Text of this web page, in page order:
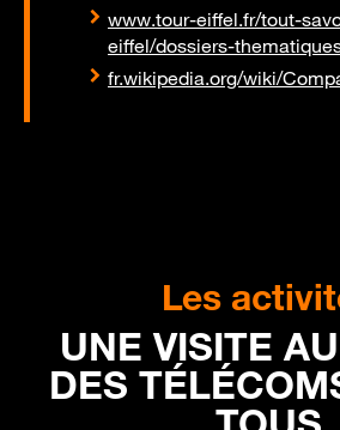
www.tour-eiffel.fr/tout-
eiffel/dossiers-
fr.wikipedia.org/wiki/
Les
UNE VISITE
DES